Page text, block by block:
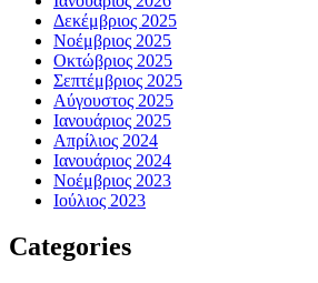
Δεκέμβριος 2025
Νοέμβριος 2025
Οκτώβριος 2025
Σεπτέμβριος 2025
Αύγουστος 2025
Ιανουάριος 2025
Απρίλιος 2024
Ιανουάριος 2024
Νοέμβριος 2023
Ιούλιος 2023
Categories